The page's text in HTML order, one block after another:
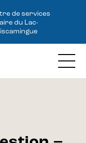
de services
du Lac-